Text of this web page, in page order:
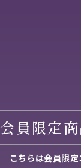
会員限定
こちらは会員限